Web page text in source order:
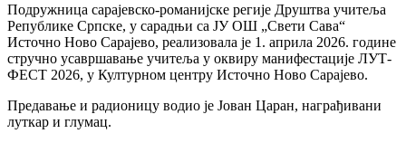
Подружница сарајевско-романијске регије Друштва учитеља
Републике Српске, у сарадњи са ЈУ ОШ „Свети Сава“
Источно Ново Сарајево, реализовала је 1. априла 2026. године
стручно усавршавање учитеља у оквиру манифестације ЛУТ-
ФЕСТ 2026, у Културном центру Источно Ново Сарајево.
Предавање и радионицу водио је Јован Царан, награђивани
луткар и глумац.